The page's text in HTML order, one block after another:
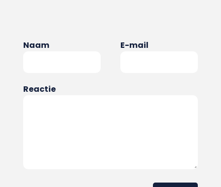
Naam E-mail
Reactie